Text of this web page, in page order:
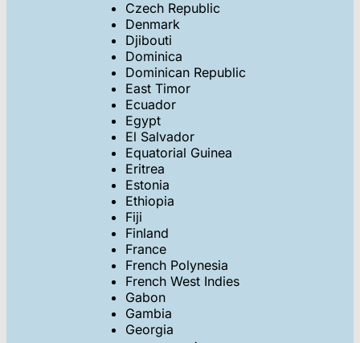
Czech Republic
Denmark
Djibouti
Dominica
Dominican Republic
East Timor
Ecuador
Egypt
El Salvador
Equatorial Guinea
Eritrea
Estonia
Ethiopia
Fiji
Finland
France
French Polynesia
French West Indies
Gabon
Gambia
Georgia